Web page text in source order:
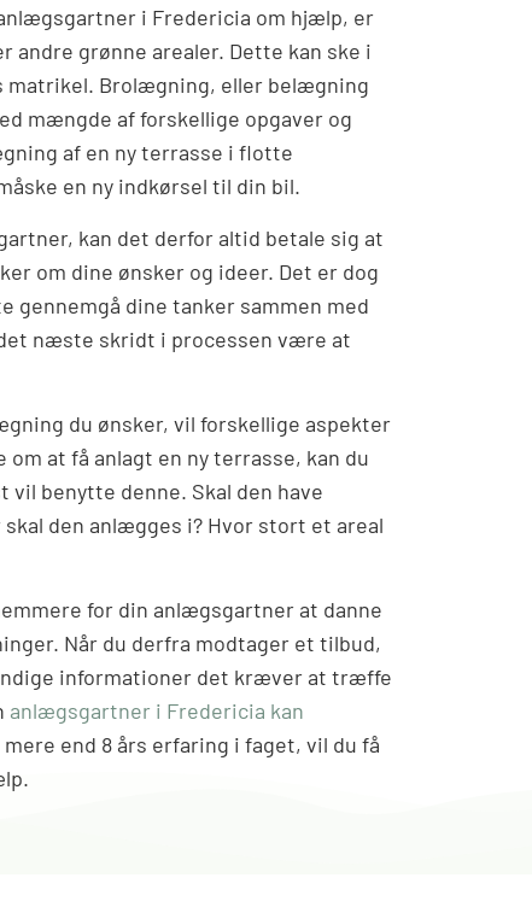
i Fredericia om hjælp, er
andre grønne arealer. Dette kan ske i
matrikel. Brolægning, eller belægning
mængde af forskellige opgaver og
af en ny terrasse i flotte
en ny indkørsel til din bil.
kan det derfor altid betale sig at
om dine ønsker og ideer. Det er dog
gennemgå dine tanker sammen med
næste skridt i processen være at
du ønsker, vil forskellige aspekter
at få anlagt en ny terrasse, kan du
vil benytte denne. Skal den have
den anlægges i? Hvor stort et areal
for din anlægsgartner at danne
Når du derfra modtager et tilbud,
informationer det kræver at træffe
anlægsgartner i Fredericia kan
mere end 8 års erfaring i faget, vil du få